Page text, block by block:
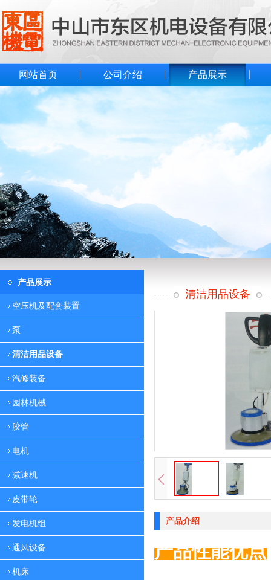
网站首页 公司介绍 产品展示
产品展示
空压机及配套装置
泵
清洁用品设备
汽修装备
园林机械
胶管
电机
减速机
皮带轮
发电机组
通风设备
机床
清洁用品设备
产品介绍
产品性能优点